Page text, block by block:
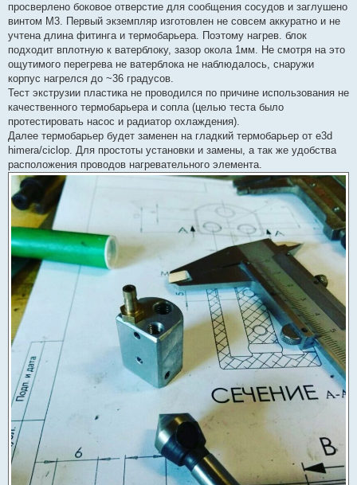
просверлено боковое отверстие для сообщения сосудов и заглушено
винтом М3. Первый экземпляр изготовлен не совсем аккуратно и не
учтена длина фитинга и термобарьера. Поэтому нагрев. блок
подходит вплотную к ватерблоку, зазор окола 1мм. Не смотря на это
ощутимого перегрева не ватерблока не наблюдалось, снаружи
корпус нагрелся до ~36 градусов.
Тест экструзии пластика не проводился по причине использования не
качественного термобарьера и сопла (целью теста было
протестировать насос и радиатор охлаждения).
Далее термобарьер будет заменен на гладкий термобарьер от e3d
himera/ciclop. Для простоты установки и замены, а так же удобства
расположения проводов нагревательного элемента.